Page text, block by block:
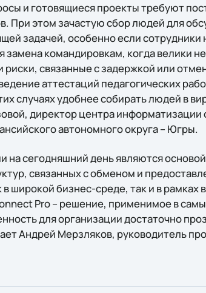
и готовящиеся проекты требуют
При этом зачастую сбор людей для
задачей, особенно если сотрудники
замена командировкам, когда велики
риски, связанные с задержкой или
аттестаций педагогических
случаях удобнее собирать людей в
директор центра информатизации
автономного округа – Югры.
на сегодняшний день являются
связанных с обменом и
широкой бизнес-среде, так и в рамках
Pro – решение, применимое в
для организации достаточно
Андрей Мерзляков, руководитель